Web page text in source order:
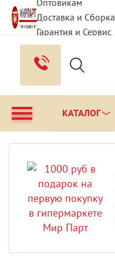
Оптовикам
Доставка и Сборка
Гарантия и Сервис
Вопрос - Ответ
КАТАЛОГ